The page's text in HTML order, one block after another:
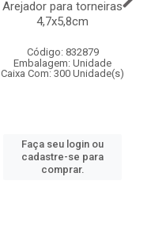
Arejador para torneiras
4,7x5,8cm
Código: 832879
Embalagem: Unidade
Caixa Com: 300 Unidade(s)
Faça seu login ou
cadastre-se para
comprar.